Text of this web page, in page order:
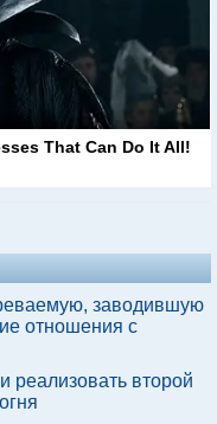
That Can Do It All!
заводившую
отношения с
реализовать второй